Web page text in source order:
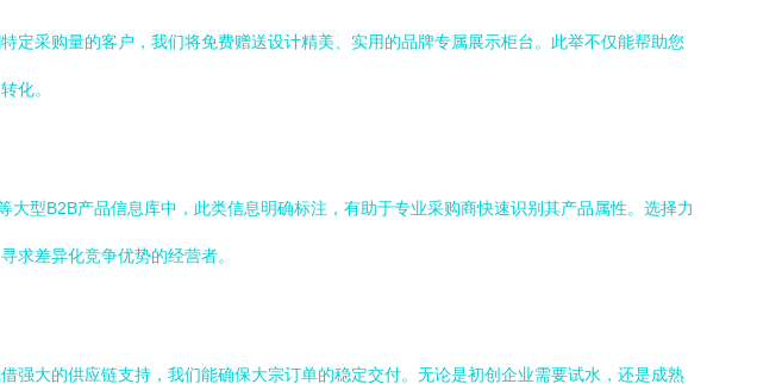
定采购量的客户，我们将免费赠送设计精美、实用的品牌专属展示柜台。此举不仅能帮助您
化。
大型B2B产品信息库中，此类信息明确标注，有助于专业采购商快速识别其产品属性。选择力
求差异化竞争优势的经营者。
大的供应链支持，我们能确保大宗订单的稳定交付。无论是初创企业需要试水，还是成熟